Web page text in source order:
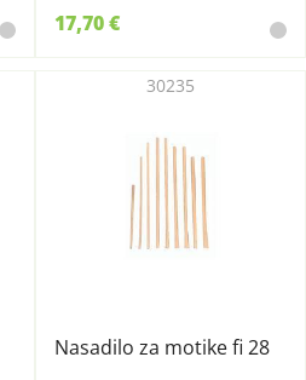
17,70 €
Nasadilo za motike fi 28
30235